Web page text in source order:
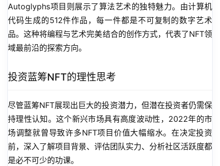
Autoglyphs项目则展示了算法艺术的独特魅力。由计算机
代码生成的512件作品，每一件都是不可复制的数字艺术
品。这种将编程与艺术完美结合的创作方式，代表了NFT领
域最前沿的探索方向。
投资蓝筹NFT的理性思考
尽管蓝筹NFT展现出巨大的投资潜力，但潜在投资者仍需保
持理性认知。这个新兴市场具有高度波动性，2022年的市
场调整就曾导致许多NFT项目价值大幅缩水。在决定投资
前，深入了解项目背景、评估团队实力、分析社区活跃度都
是必不可少的功课。